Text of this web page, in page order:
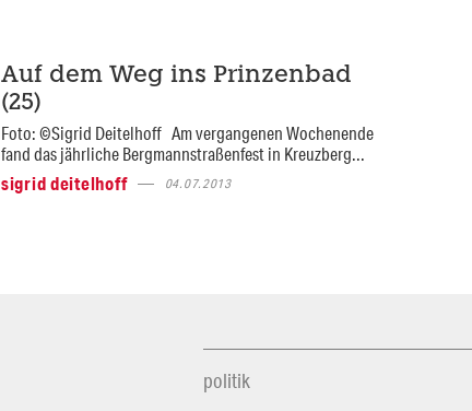
Auf dem Weg ins Prinzenbad
(25)
Foto: ©Sigrid Deitelhoff Am vergangenen Wochenende
fand das jährliche Bergmannstraßenfest in Kreuzberg...
sigrid deitelhoff
04.07.2013
politik